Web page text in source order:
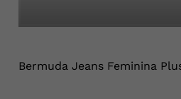
Bermuda Jeans Feminina